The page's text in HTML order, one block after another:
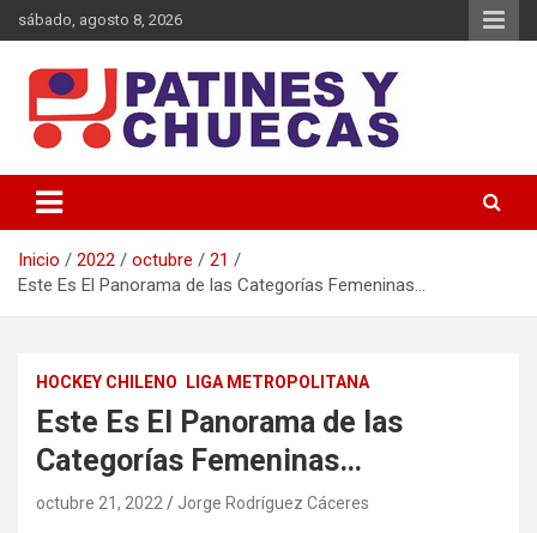
Saltar
al
sábado, agosto 8, 2026
Patines y Chuecas
Inicio 2022 octubre
21
Este Es El Panorama de las Categorías Femeninas…
HOCKEY CHILENO LIGA METROPOLITANA
Este Es El Panorama de las
Categorías Femeninas…
octubre 21, 2022 Jorge Rodríguez Cáceres